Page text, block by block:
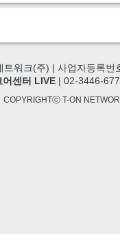
트워크(주) | 사업자등록
어센터 LIVE| 02-3446-
COPYRIGHTⓒ T-ON